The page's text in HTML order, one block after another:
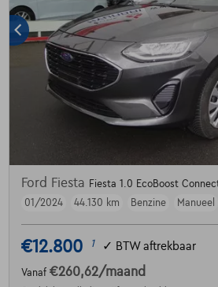
Ford Fiesta Fiesta 1.0 EcoBoost
01/2024
44.130 km Benzine Manueel
€12.800 1 ✓ BTW aftrekbaar
Vanaf €260,62/maand